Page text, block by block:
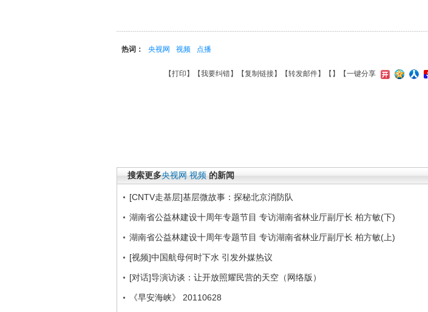
热词： 央视网 视频 点播
【打印 】【我要纠错】【复制链接】【转发邮件】【 】 【一键分享
搜索更多央视网 视频 的新闻
[CNTV走基层]基层微故事：探秘北京消防队
湖南省公益林建设十周年专题节目 专访湖南省林业厅副厅长 柏方敏(下)
湖南省公益林建设十周年专题节目 专访湖南省林业厅副厅长 柏方敏(上)
[视频]中国航母何时下水 引发外媒热议
[对话]导演访谈：让开放照耀民营的天空（网络版）
《早安海峡》 20110628